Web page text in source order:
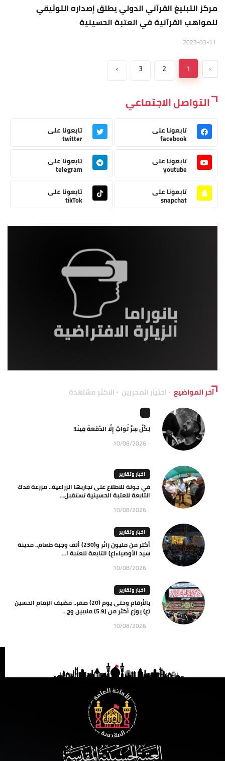
مركز التبليغ القرآني الدولي يطلق إصداره التوثيقي
للمواهب القرآنية في العتبة الحسينية
‹
1
2
3
›
التواصل الاجتماعي
تابعونا على
facebook
تابعونا على
twitter
تابعونا على
youtube
تابعونا على
telegram
تابعونا على
snapchat
تابعونا على
tikTok
آخر المواضيع اختيار المحررين الاكثر مشاهدة
لِكُلِّ سِرٍّ ثَوَابٌ إِلَّا الدَّمْعَةَ فِينَا!
10/08/2026
اخبار وتقارير
في جولة للاطلاع على تجاربها الزراعية.. مزرعة فدك
التابعة للعتبة الحسينية تستقبل...
10/08/2026
اخبار وتقارير
أكثر من مليون زائر و(230) ألف وجبة طعام.. مدينة
سيد الأوصياء(ع) التابعة للعتبة ا...
10/08/2026
اخبار وتقارير
بالأرقام وحتى يوم (20) صفر.. مضيف الإمام الحسين
(ع) يوزع أكثر من (5.9) ملايين وج...
10/08/2026